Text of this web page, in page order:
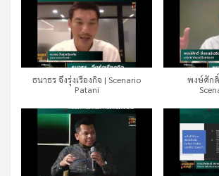
ธนาธร จึงรุ่งเรืองกิจ | Scenario
Patani
พงษ์ศัก